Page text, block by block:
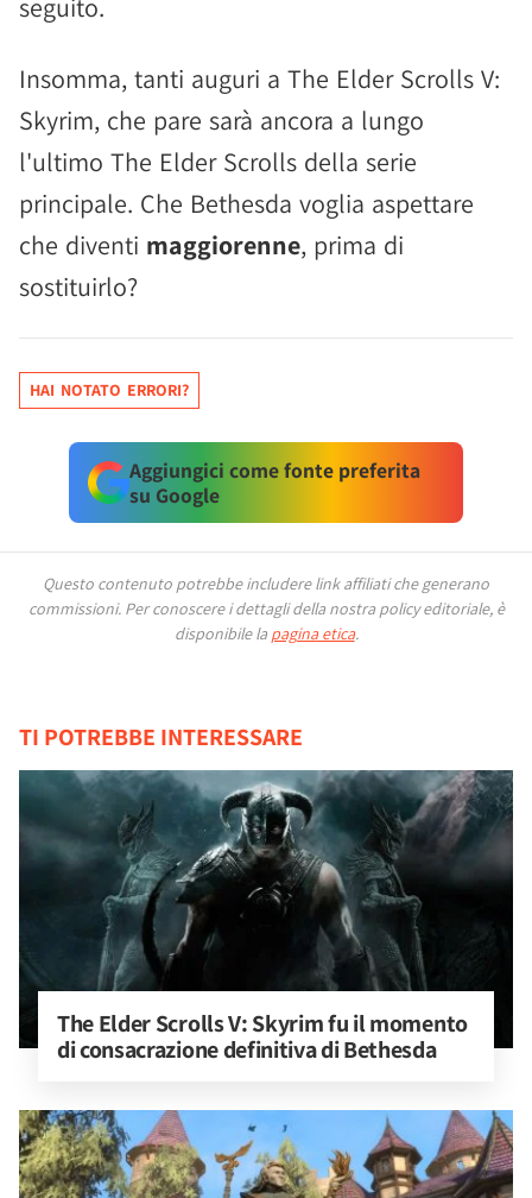
seguito.
Insomma, tanti auguri a The Elder Scrolls V:
Skyrim, che pare sarà ancora a lungo
l'ultimo The Elder Scrolls della serie
principale. Che Bethesda voglia aspettare
che diventi maggiorenne, prima di
sostituirlo?
HAI NOTATO ERRORI?
Aggiungici come fonte preferita
su Google
Questo contenuto potrebbe includere link affiliati che generano
commissioni. Per conoscere i dettagli della nostra policy editoriale, è
disponibile la pagina etica.
TI POTREBBE INTERESSARE
The Elder Scrolls V: Skyrim fu il momento
di consacrazione definitiva di Bethesda